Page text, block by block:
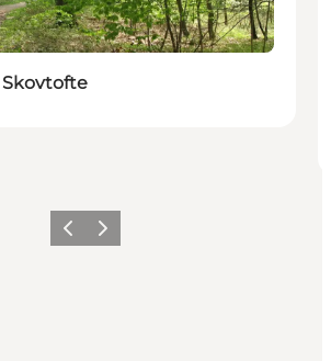
ForrigeNæste